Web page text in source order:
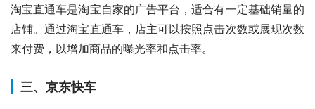
淘宝直通车是淘宝自家的广告平台，适合有一定基础销量的
店铺。通过淘宝直通车，店主可以按照点击次数或展现次数
来付费，以增加商品的曝光率和点击率。
三、京东快车